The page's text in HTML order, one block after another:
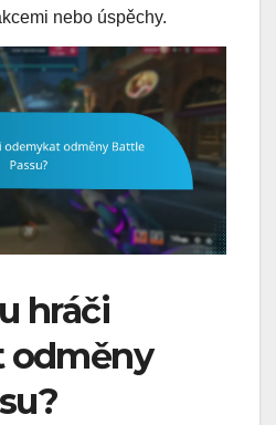
nebo úspěchy.
hráči
odměny